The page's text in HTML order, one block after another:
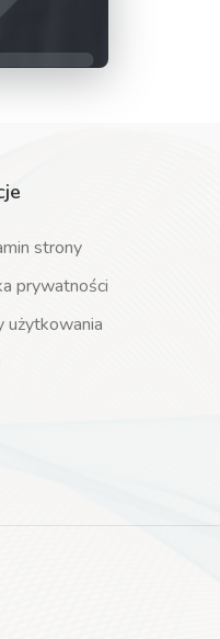
strony
prywatności
użytkowania